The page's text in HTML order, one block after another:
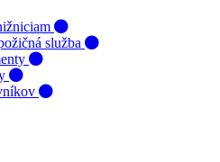
služba